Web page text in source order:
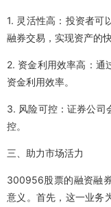
1. 灵活性高：投资者可
融券交易，实现资产的
2. 资金利用效率高：通
资金利用效率。
3. 风险可控：证券公司
控。
三、助力市场活力
300956股票的融资融
意义。首先，这一业务